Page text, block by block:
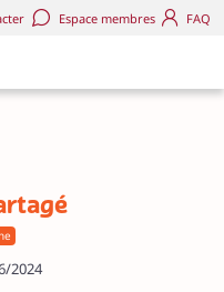
Espace membres FAQ
2024